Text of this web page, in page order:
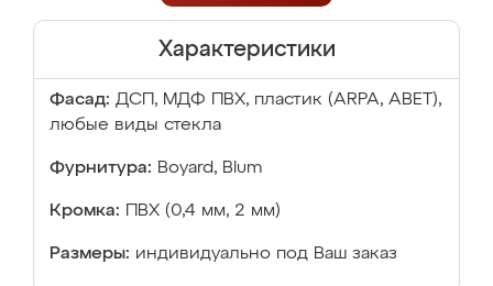
Характеристики
Фасад: ДСП, МДФ ПВХ, пластик (ARPA, ABET),
любые виды стекла
Фурнитура: Boyard, Blum
Кромка: ПВХ (0,4 мм, 2 мм)
Размеры: индивидуально под Ваш заказ